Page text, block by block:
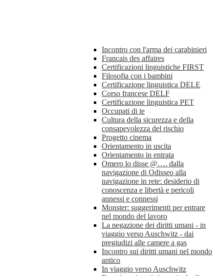
Incontro con l'arma dei carabinieri
Francais des affaires
Certificazioni linguistiche FIRST
Filosofia con i bambini
Certificazione linguistica DELE
Corso francese DELF
Certificazione linguistica PET
Occupati di te
Cultura della sicurezza e della
consapevolezza del rischio
Progetto cinema
Orientamento in uscita
Orientamento in entrata
Omero lo disse @…. dalla
navigazione di Odisseo alla
navigazione in rete: desiderio di
conoscenza e libertà e pericoli
annessi e connessi
Monster: suggerimenti per entrare
nel mondo del lavoro
La negazione dei diritti umani - in
viaggio verso Auschwitz - dai
pregiudizi alle camere a gas
Incontro sui diritti umani nel mondo
antico
In viaggio verso Auschwitz